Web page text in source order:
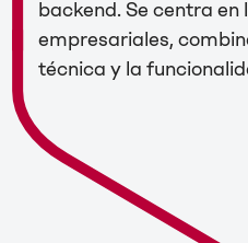
backend. Se centra en
empresariales,
técnica y la